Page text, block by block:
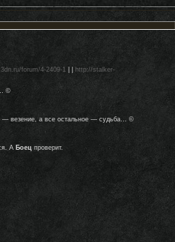
forum/4-2409-1
http://stalker-
©
— везение, а все остальное — судьба… ©
А Боец проверит.